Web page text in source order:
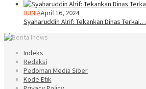
DUNIAApril 16, 2024
Syaharuddin Alrif: Tekankan Dinas Terkai…
Indeks
Redaksi
Pedoman Media Siber
Kode Etik